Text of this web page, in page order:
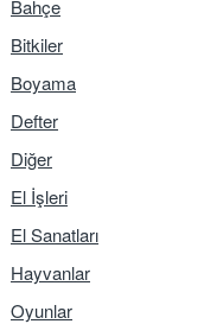
Bahçe
Bitkiler
Boyama
Defter
Diğer
El İşleri
El Sanatları
Hayvanlar
Oyunlar